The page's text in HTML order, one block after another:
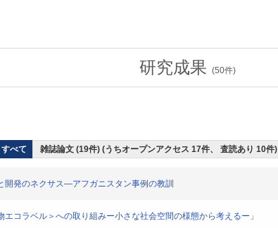
研究成果 (50件)
すべて 雑誌論文 (19件) (うちオープンアクセス 17件、 査読あり 10件)
開発のネクサス―アフガニスタン事例の教訓
コラベル＞への取り組みー小さな社会空間の様態から考えるー」